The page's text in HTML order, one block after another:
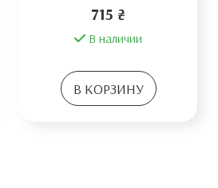
715 ₴
В наличии
В КОРЗИНУ